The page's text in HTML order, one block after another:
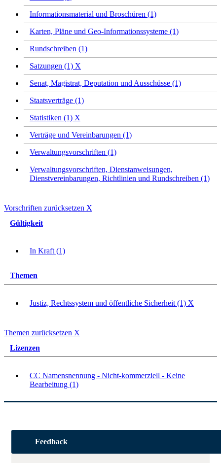
Informationsmaterial und Broschüren (1)
Karten, Pläne und Geo-Informationssysteme (1)
Rundschreiben (1)
Satzungen (1) X
Senat, Magistrat, Deputation und Ausschüsse (1)
Staatsverträge (1)
Statistiken (1) X
Verträge und Vereinbarungen (1)
Verwaltungsvorschriften (1)
Verwaltungsvorschriften, Dienstanweisungen,
Dienstvereinbarungen, Richtlinien und Rundschreiben (1)
Vorschriften zurücksetzen X
Gültigkeit
In Kraft (1)
Themen
Justiz, Rechtssystem und öffentliche Sicherheit (1) X
Themen zurücksetzen X
Lizenzen
CC Namensnennung - Nicht-kommerziell - Keine
Bearbeitung (1)
Feedback